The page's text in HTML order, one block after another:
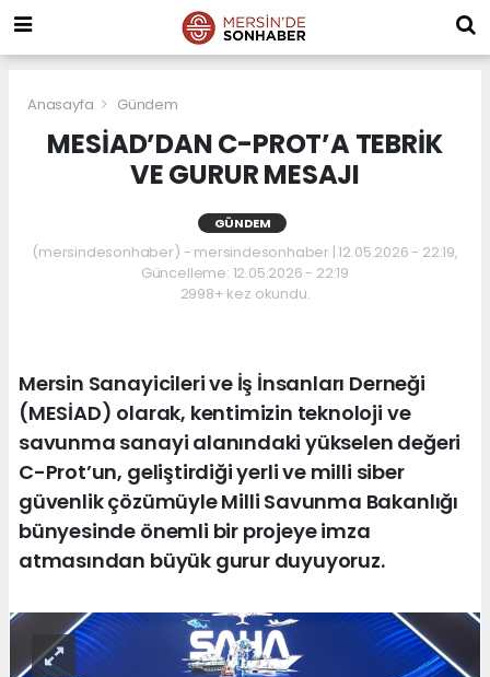
Anasayfa Gündem
MESİAD’DAN C-PROT’A TEBRİK
VE GURUR MESAJI
GÜNDEM
(mersindesonhaber) - mersindesonhaber | 12.05.2026 - 22:19,
Güncelleme: 12.05.2026 - 22:19
2998+ kez okundu.
Mersin Sanayicileri ve İş İnsanları Derneği
(MESİAD) olarak, kentimizin teknoloji ve
savunma sanayi alanındaki yükselen değeri
C-Prot’un, geliştirdiği yerli ve milli siber
güvenlik çözümüyle Milli Savunma Bakanlığı
bünyesinde önemli bir projeye imza
atmasından büyük gurur duyuyoruz.